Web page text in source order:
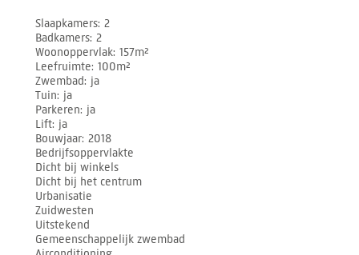
Slaapkamers 2
Badkamers 2
Woonoppervlak 157m²
Leefruimte 100m²
Zwembad ja
Tuin ja
Parkeren ja
Lift ja
Bouwjaar 2018
Bedrijfsoppervlakte
Dicht bij winkels
Dicht bij het centrum
Urbanisatie
Zuidwesten
Uitstekend
Gemeenschappelijk zwembad